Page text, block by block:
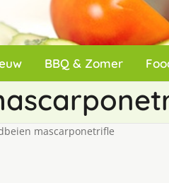
BBQ & Zomer
mascarponetrifle